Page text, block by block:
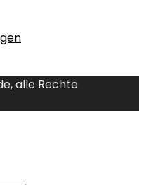
alle Rechte